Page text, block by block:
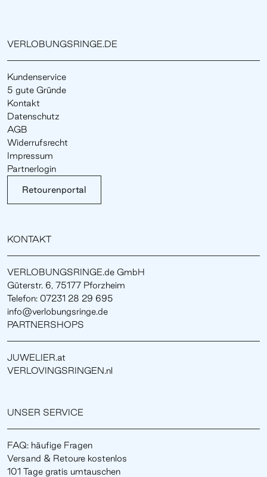
VERLOBUNGSRINGE.DE
Kundenservice
5 gute Gründe
Kontakt
Datenschutz
AGB
Widerrufsrecht
Impressum
Partnerlogin
Retourenportal
KONTAKT
VERLOBUNGSRINGE.de GmbH
Güterstr. 6, 75177 Pforzheim
Telefon: 07231 28 29 695
info@verlobungsringe.de
PARTNERSHOPS
JUWELIER.at
VERLOVINGSRINGEN.nl
UNSER SERVICE
FAQ: häufige Fragen
Versand & Retoure kostenlos
101 Tage gratis umtauschen